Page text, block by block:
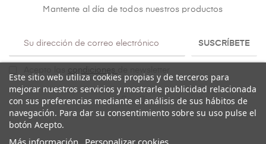
Mantente al día de todos nuestros productos
SUSCRÍBETE
condiciones
Este sitio web utiliza cookies propias y de terceros para
mejorar nuestros servicios y mostrarle publicidad relacionada
con sus preferencias mediante el análisis de sus hábitos de
navegación. Para dar su consentimiento sobre su uso pulse el
botón Acepto.
Más información Personalizar cookies